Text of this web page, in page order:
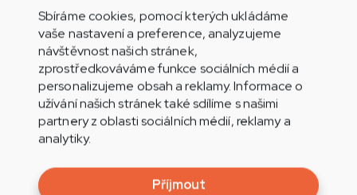
Sbíráme cookies, pomocí kterých ukládáme
vaše nastavení a preference, analyzujeme
návštěvnost našich stránek,
zprostředkováváme funkce sociálních médií a
personalizujeme obsah a reklamy. Informace o
užívání našich stránek také sdílíme s našimi
partnery z oblasti sociálních médií, reklamy a
analytiky.
Příjmout
Hledáte zaměstnance?
Oslovte se svou pracovní nabídkou posluchače
Rádia Jih. Každý týden si nás naladí 201 000
posluchačů, měsíčně je to pak 527 000 oslovených
potencionálních zájemců o pracovní pozici u vás!
(Zdroj dat: Oficiální měření poslechovosti